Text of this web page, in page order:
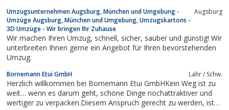
Umzugsunternehmen Augsburg, München und Umgebung -
Umzüge Augsburg, München und Umgebung, Umzugskartons -
3D Umzüge - Wir bringen Ihr Zuhause
Augsburg
Wir machen Ihren Umzug, schnell, sicher, sauber und günstig! Wir
unterbreiten Ihnen gerne ein Angebot für Ihren bevorstehenden
Umzug.
Bornemann Etui GmbH Lahr / Schw.
Herzlich willkommen bei Bornemann Etui GmbHKein Weg ist zu
weit… wenn es darum geht, schöne Dinge nochattraktiver und
wertiger zu verpacken.Diesem Anspruch gerecht zu werden, ist